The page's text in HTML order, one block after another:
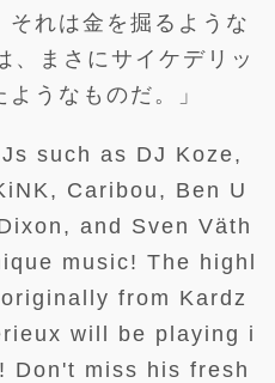
それは金を掘るような
まさにサイケデリッ
うなものだ。」
such as DJ Koze,
Caribou, Ben U
and Sven Väth
music! The highl
from Kardz
will be playing i
Don't miss his fresh